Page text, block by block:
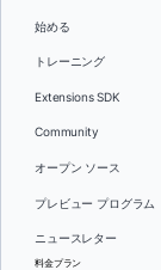
始める
トレーニング
Extensions SDK
Community
オープン ソース
プレビュー プログラム
ニュースレター
料金プラン